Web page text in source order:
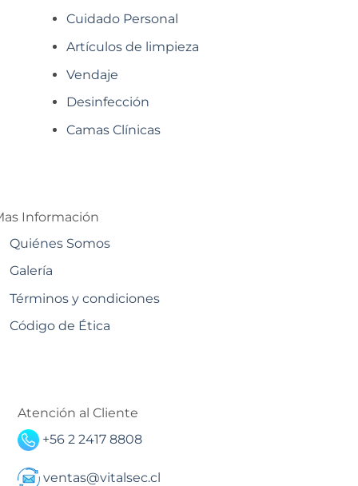
Cuidado Personal
Artículos de limpieza
Vendaje
Desinfección
Camas Clínicas
Información
Quiénes Somos
Galería
Términos y condiciones
Código de Ética
Atención al Cliente
+56 2 2417 8808
ventas@vitalsec.cl